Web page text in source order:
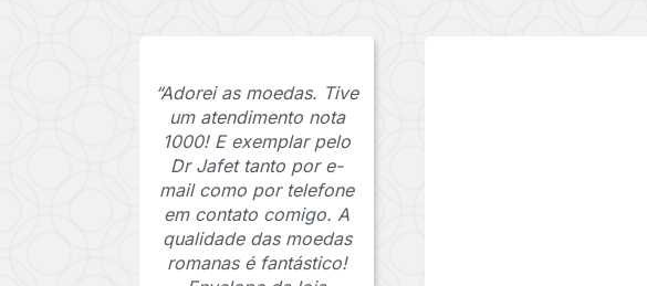
“Adorei as moedas. Tive
um atendimento nota
1000! E exemplar pelo
Dr Jafet tanto por e-
mail como por telefone
em contato comigo. A
qualidade das moedas
romanas é fantástico!